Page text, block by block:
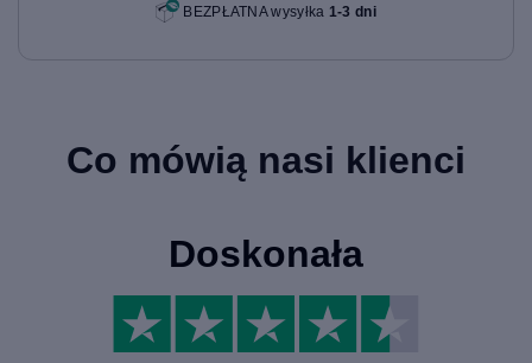
BEZPŁATNA wysyłka 1-3 dni
Co mówią nasi klienci
Doskonała